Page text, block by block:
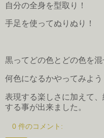
自分の全身を型取り！
手足を使ってぬりぬり！
黒ってどの色とどの色を混
何色になるかやってみよう
表現する楽しさに加えて
する事が出来ました。
0 件のコメント: